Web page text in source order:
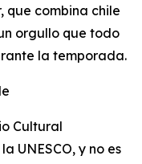
que combina chile
orgullo que todo
la temporada.
Cultural
UNESCO, y no es